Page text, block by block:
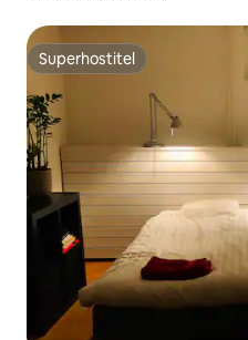
Superhostiteľ
Superhostiteľ